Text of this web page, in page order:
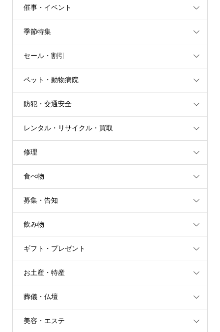
催事・イベント
季節特集
セール・割引
ペット・動物病院
防犯・交通安全
レンタル・リサイクル・買取
修理
食べ物
募集・告知
飲み物
ギフト・プレゼント
お土産・特産
葬儀・仏壇
美容・エステ